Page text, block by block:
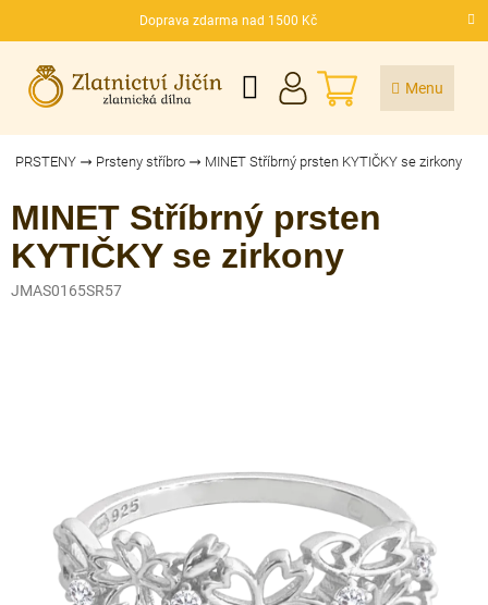
Doprava zdarma nad 1500 Kč
CZK
NÁKUPNÍ
KOŠÍK
PRSTENY Prsteny stříbro MINET Stříbrný prsten KYTIČKY se zirkony
MINET Stříbrný prsten
KYTIČKY se zirkony
JMAS0165SR57